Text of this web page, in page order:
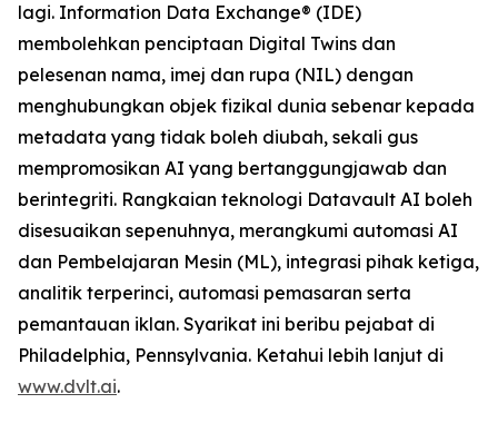
lagi. Information Data Exchange® (IDE)
membolehkan penciptaan Digital Twins dan
pelesenan nama, imej dan rupa (NIL) dengan
menghubungkan objek fizikal dunia sebenar kepada
metadata yang tidak boleh diubah, sekali gus
mempromosikan AI yang bertanggungjawab dan
berintegriti. Rangkaian teknologi Datavault AI boleh
disesuaikan sepenuhnya, merangkumi automasi AI
dan Pembelajaran Mesin (ML), integrasi pihak ketiga,
analitik terperinci, automasi pemasaran serta
pemantauan iklan. Syarikat ini beribu pejabat di
Philadelphia, Pennsylvania. Ketahui lebih lanjut di
www.dvlt.ai.